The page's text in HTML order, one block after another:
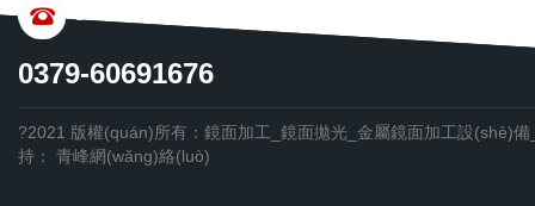
CONTACT US
0379-60691676
?2021 版權(quán)所有：鏡面加工_鏡面拋光_金屬鏡面加工設
持： 青峰網(wǎng)絡(luò)